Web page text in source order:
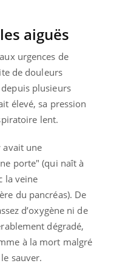
aiguës
urgences de
de douleurs
plusieurs
élevé, sa pression
lent.
avait une
porte" (qui naît à
la veine
du pancréas). De
d’oxygène ni de
dégradé,
à la mort malgré
sauver.